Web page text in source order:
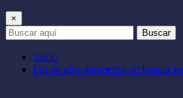
×
Buscar
Inicio
Fin de año: momento de buscar